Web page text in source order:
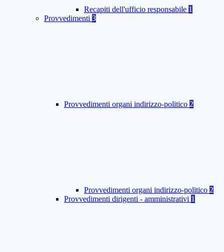
Recapiti dell'ufficio responsabile 1
Provvedimenti 3
Provvedimenti organi indirizzo-politico 2
Provvedimenti organi indirizzo-politico 2
Provvedimenti dirigenti - amministrativi 1